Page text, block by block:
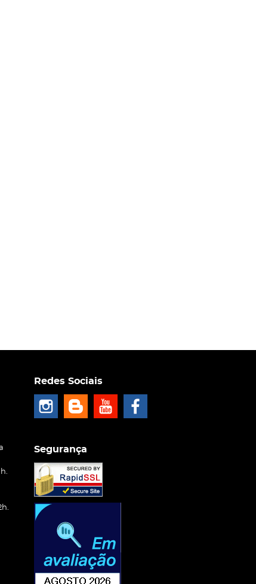
Redes Sociais
Segurança